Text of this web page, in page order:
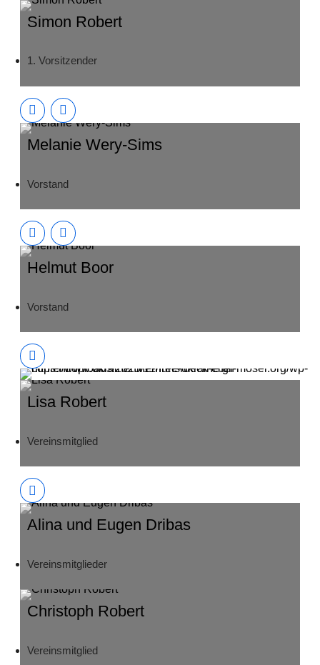
Simon Robert
1. Vorsitzender
Melanie Wery-Sims
Vorstand
Helmut Boor
Vorstand
Lisa Robert
Vereinsmitglied
Alina und Eugen Dribas
Vereinsmitglieder
Christoph Robert
Vereinsmitglied